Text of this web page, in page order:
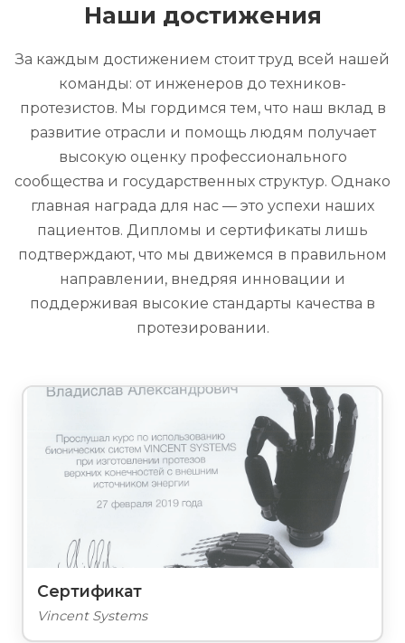
Наши достижения
За каждым достижением стоит труд всей нашей
команды: от инженеров до техников-
протезистов. Мы гордимся тем, что наш вклад в
развитие отрасли и помощь людям получает
высокую оценку профессионального
сообщества и государственных структур. Однако
главная награда для нас — это успехи наших
пациентов. Дипломы и сертификаты лишь
подтверждают, что мы движемся в правильном
направлении, внедряя инновации и
поддерживая высокие стандарты качества в
протезировании.
Сертификат
Vincent Systems